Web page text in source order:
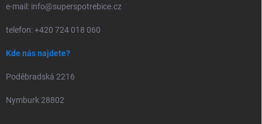
e-mail: info@superspotrebice.cz
telefon: +420 724 018 060
Kde nás najdete?
Poděbradská 2216
Nymburk 28802